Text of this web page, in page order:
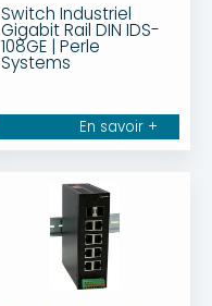
Switch Industriel
Gigabit Rail DIN IDS-
108GE | Perle
Systems
En savoir +